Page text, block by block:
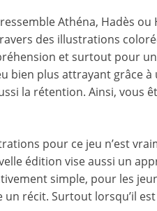
Athéna, Hadès ou
des illustrations
et surtout pour
bien plus attrayant grâce à
la rétention. Ainsi, vous
pour ce jeu n’est
édition vise aussi un
simple, pour les
récit. Surtout lorsqu’il